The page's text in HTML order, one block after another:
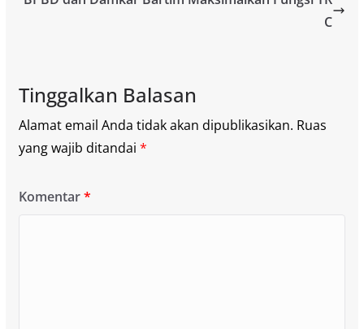
C
Tinggalkan Balasan
Alamat email Anda tidak akan dipublikasikan. Ruas
yang wajib ditandai *
Komentar*